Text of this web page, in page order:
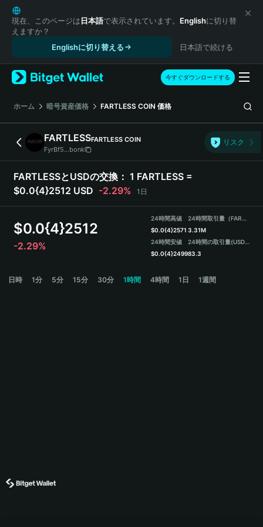
English
日本語
Tiếng Việt
Español (Latinoamérica)
Türkçe
Français
Deutsch
繁體中文
Português (Portugal)
Bahasa Indonesia
ภาษาไทย
हिन्दी
Español
Português (Brasil)
現在、このページは日本語で表示されています。 Englishに切り替
えますか？
Englishに切り替える
日本語で続ける
今すぐダウンロードする
ホーム 暗号資産価格 FARTLESS COIN 価格
FARTLESSFARTLESS COIN
FyrBf5...bonk
リスク
FARTLESSとUSDの交換： 1 FARTLESS =
$0.0{4}2512 USD -2.29% 1日
$0.0{4}2512
-2.29%
24時間高値
$0.0{4}2571
24時間安値
$0.0{4}2499
24時間取引量（FARTLESS）
3.31M
24時間の取引量(USDT)
83.3
日時 1分 5分 15分 30分 1時間 4時間 1日 1週間